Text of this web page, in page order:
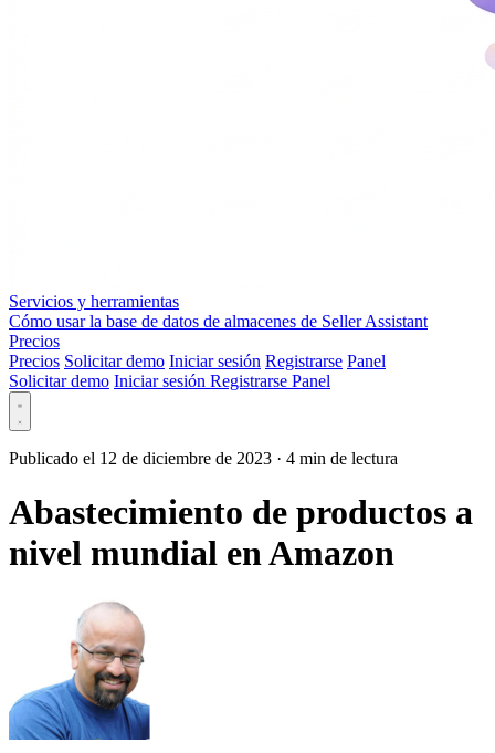
Servicios y herramientas
Cómo usar la base de datos de almacenes de Seller Assistant
Precios
Precios Solicitar demo Iniciar sesión Registrarse Panel
Solicitar demo Iniciar sesión Registrarse Panel
Publicado el 12 de diciembre de 2023 · 4 min de lectura
Abastecimiento de productos a
nivel mundial en Amazon